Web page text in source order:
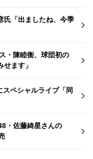
氏「出ましたね、今季
・陳睦衡、球団初の
ます」
ペシャルライブ「同
・佐藤綺星さんの